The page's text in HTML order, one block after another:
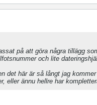
på att göra några tillägg
och lite
det här är så långt jag
eller ännu hellre har